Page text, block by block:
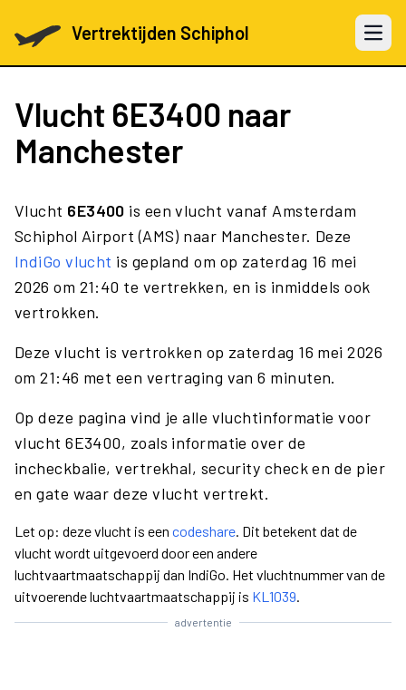
Vertrektijden Schiphol Open
Vlucht 6E3400 naar
Manchester
Vlucht 6E3400 is een vlucht vanaf Amsterdam
Schiphol Airport (AMS) naar Manchester. Deze
IndiGo vlucht is gepland om op zaterdag 16 mei
2026 om 21:40 te vertrekken, en is inmiddels ook
vertrokken.
Deze vlucht is vertrokken op zaterdag 16 mei 2026
om 21:46 met een vertraging van 6 minuten.
Op deze pagina vind je alle vluchtinformatie voor
vlucht 6E3400, zoals informatie over de
incheckbalie, vertrekhal, security check en de pier
en gate waar deze vlucht vertrekt.
Let op: deze vlucht is een codeshare. Dit betekent dat de
vlucht wordt uitgevoerd door een andere
luchtvaartmaatschappij dan IndiGo. Het vluchtnummer van de
uitvoerende luchtvaartmaatschappij is KL1039.
advertentie